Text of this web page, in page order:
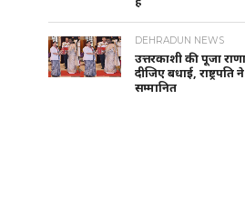
DEHRADUN NEWS
उत्तरकाशी की पूजा
दीजिए बधाई, राष्ट्रपति
सम्मानित